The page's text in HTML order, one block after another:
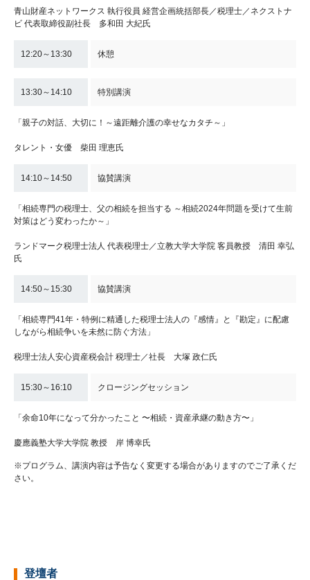
青山財産ネットワークス 執行役員 経営企画統括部長／税理士／ネクストナ
ビ 代表取締役副社長 多和田 大紀氏
12:20～13:30 休憩
13:30～14:10 特別講演
「親子の対話、大切に！～遠距離介護の幸せなカタチ～」
タレント・女優 柴田 理恵氏
14:10～14:50 協賛講演
「相続専門の税理士、父の相続を担当する ～相続2024年問題を受けて生前
対策はどう変わったか～」
ランドマーク税理士法人 代表税理士／立教大学大学院 客員教授 清田 幸弘
氏
14:50～15:30 協賛講演
「相続専門41年・特例に精通した税理士法人の『感情』と『勘定』に配慮
しながら相続争いを未然に防ぐ方法」
税理士法人安心資産税会計 税理士／社長 大塚 政仁氏
15:30～16:10 クロージングセッション
「余命10年になって分かったこと 〜相続・資産承継の動き方〜」
慶應義塾大学大学院 教授 岸 博幸氏
※プログラム、講演内容は予告なく変更する場合がありますのでご了承くだ
さい。
登壇者